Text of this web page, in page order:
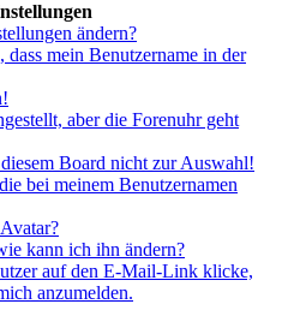
ändern?
mein Benutzername in der
aber die Forenuhr geht
Board nicht zur Auswahl!
bei meinem Benutzernamen
kann ich ihn ändern?
auf den E-Mail-Link klicke,
anzumelden.